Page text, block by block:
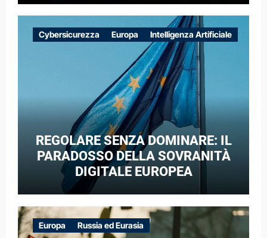
CASO DELLE RETI ELETTRICHE
EUROPEE NEL CONTESTO DELLA
GUERRA IBRIDA
Cybersicurezza Europa Intelligenza Artificiale
REGOLARE SENZA DOMINARE: IL
PARADOSSO DELLA SOVRANITÀ
DIGITALE EUROPEA
Europa Russia ed Eurasia